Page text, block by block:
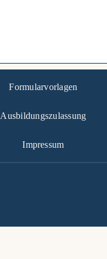
Formularvorlagen
Ausbildungszulassung
Impressum